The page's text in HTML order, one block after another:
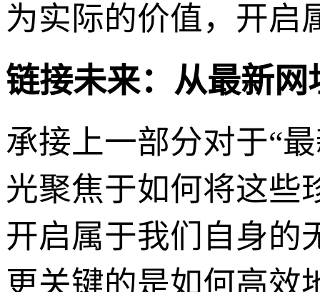
为实际的价值，开启
链接未来：从最新网
承接上一部分对于“
光聚焦于如何将这些
开启属于我们自身的
更关键的是如何高效